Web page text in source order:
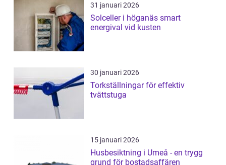
31 januari 2026
Solceller i höganäs smart
energival vid kusten
30 januari 2026
Torkställningar för effektiv
tvättstuga
15 januari 2026
Husbesiktning i Umeå - en trygg
grund för bostadsaffären